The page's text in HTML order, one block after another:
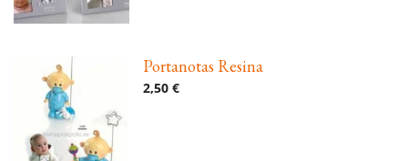
Portanotas Resina
2,50 €